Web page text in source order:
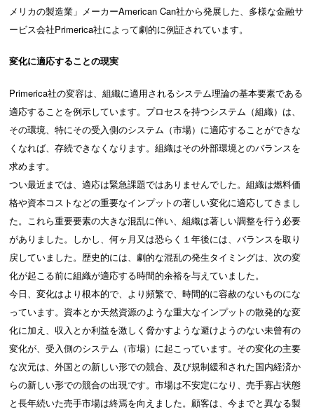
メリカの製造業」メーカーAmerican Can社から発展した、多様な金融サ
ービス会社Primerica社によって劇的に例証されています。
変化に適応することの現実
Primerica社の変容は、組織に適用されるシステム理論の基本要素である
適応することを例示しています。プロセスを持つシステム（組織）は、
その環境、特にその受入側のシステム（市場）に適応することができな
くなれば、存続できなくなります。組織はその外部環境とのバランスを
求めます。
つい最近までは、適応は緊急課題ではありませんでした。組織は燃料価
格や資本コストなどの重要なインプットの著しい変化に適応してきまし
た。これら重要要素の大きな混乱に伴い、組織は著しい調整を行う必要
がありました。しかし、何ヶ月又は恐らく１年後には、バランスを取り
戻していました。歴史的には、劇的な混乱の発生タイミングは、次の変
化が起こる前に組織が適応する時間的余裕を与えていました。
今日、変化はより根本的で、より頻繁で、時間的に容赦のないものにな
っています。資本とか天然資源のような重大なインプットの散発的な変
化に加え、収入とか利益を激しく脅かすような避けようのない未曾有の
変化が、受入側のシステム（市場）に起こっています。その変化の主要
な次元は、外国との新しい形での競合、及び規制緩和された国内経済か
らの新しい形での競合の出現です。市場は不安定になり、売手寡占状態
と長年続いた売手市場は終焉を向えました。顧客は、今までと異なる製